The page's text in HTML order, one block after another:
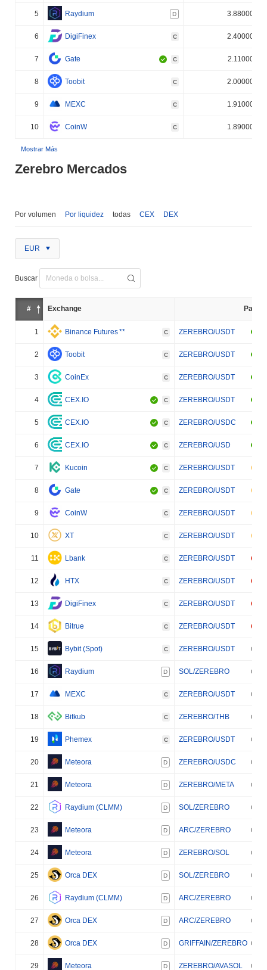
5 Raydium D 3.880000%
6 DigiFinex C 2.400000%
7 Gate C 2.110000%
8 Toobit C 2.000000%
9 MEXC C 1.910000%
10 CoinW C 1.890000%
Mostrar Más
Zerebro Mercados
Por volumen Por liquidez todas CEX DEX
EUR
Buscar
# Exchange Par
1 Binance Futures** C ZEREBRO/USDT
2 Toobit C ZEREBRO/USDT
3 CoinEx C ZEREBRO/USDT
4 CEX.IO C ZEREBRO/USDT
5 CEX.IO C ZEREBRO/USDC
6 CEX.IO C ZEREBRO/USD
7 Kucoin C ZEREBRO/USDT
8 Gate C ZEREBRO/USDT
9 CoinW C ZEREBRO/USDT
10 XT C ZEREBRO/USDT
11 Lbank C ZEREBRO/USDT
12 HTX C ZEREBRO/USDT
13 DigiFinex C ZEREBRO/USDT
14 Bitrue C ZEREBRO/USDT
15 Bybit (Spot) C ZEREBRO/USDT
16 Raydium D SOL/ZEREBRO
17 MEXC C ZEREBRO/USDT
18 Bitkub C ZEREBRO/THB
19 Phemex C ZEREBRO/USDT
20 Meteora D ZEREBRO/USDC
21 Meteora D ZEREBRO/META
22 Raydium (CLMM) D SOL/ZEREBRO
23 Meteora D ARC/ZEREBRO
24 Meteora D ZEREBRO/SOL
25 Orca DEX D SOL/ZEREBRO
26 Raydium (CLMM) D ARC/ZEREBRO
27 Orca DEX D ARC/ZEREBRO
28 Orca DEX D GRIFFAIN/ZEREBRO
29 Meteora D ZEREBRO/AVASOL